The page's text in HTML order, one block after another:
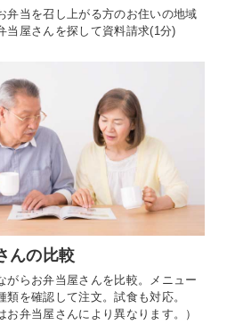
弁当を召し上がる方のお住いの地域
当屋さんを探して資料請求(1分)
んの比較
がらお弁当屋さんを比較。メニュー
類を確認して注文。試食も対応。
お弁当屋さんにより異なります。）